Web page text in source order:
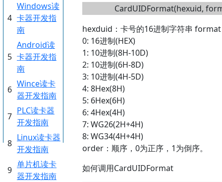
CardUIDFormat(hexuid,
hexduid：卡号的16进制字符串
0: 16进制(HEX)
1: 10进制(8H-10D)
2: 10进制(6H-8D)
3: 10进制(4H-5D)
4: 8Hex(8H)
5: 6Hex(6H)
6: 4Hex(4H)
7: WG26(2H+4H)
8: WG34(4H+4H)
order：顺序，0为正序，1为倒序。
如何调用CardUIDFormat
4
Windows读
卡器开发指
南
5
Android读
卡器开发指
南
6
Wince读卡
器开发指南
7
PLC读卡器
开发指南
8
Linux读卡器
开发指南
9
单片机读卡
器开发指南